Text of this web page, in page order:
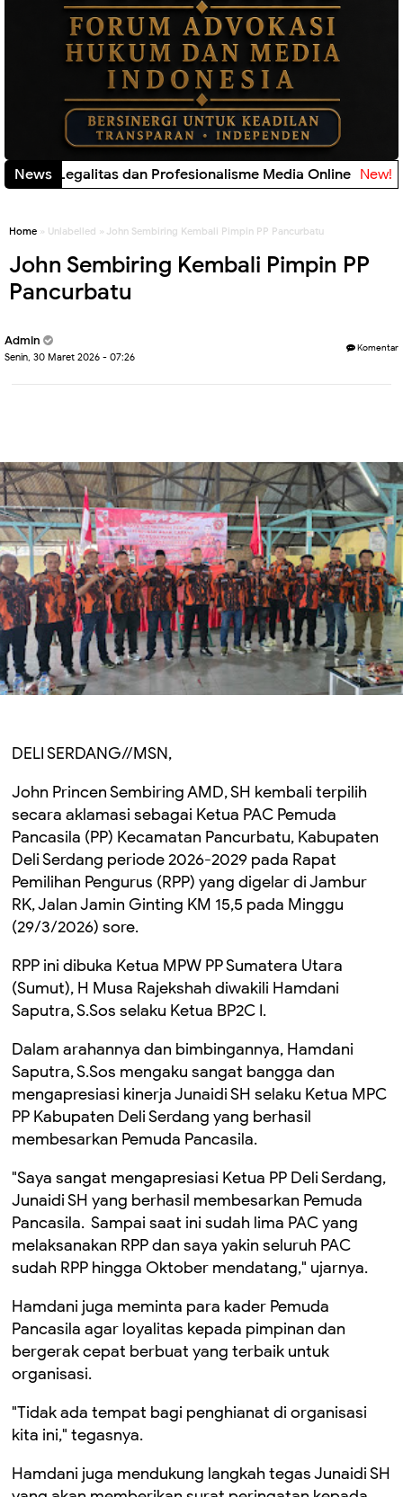
News Legalitas dan Profesionalisme Media Online New!
Home » Unlabelled » John Sembiring Kembali Pimpin PP Pancurbatu
John Sembiring Kembali Pimpin PP
Pancurbatu
Admin
Senin, 30 Maret 2026 - 07:26
Komentar
DELI SERDANG//MSN,
John Princen Sembiring AMD, SH kembali terpilih
secara aklamasi sebagai Ketua PAC Pemuda
Pancasila (PP) Kecamatan Pancurbatu, Kabupaten
Deli Serdang periode 2026-2029 pada Rapat
Pemilihan Pengurus (RPP) yang digelar di Jambur
RK, Jalan Jamin Ginting KM 15,5 pada Minggu
(29/3/2026) sore.
RPP ini dibuka Ketua MPW PP Sumatera Utara
(Sumut), H Musa Rajekshah diwakili Hamdani
Saputra, S.Sos selaku Ketua BP2C I.
Dalam arahannya dan bimbingannya, Hamdani
Saputra, S.Sos mengaku sangat bangga dan
mengapresiasi kinerja Junaidi SH selaku Ketua MPC
PP Kabupaten Deli Serdang yang berhasil
membesarkan Pemuda Pancasila.
"Saya sangat mengapresiasi Ketua PP Deli Serdang,
Junaidi SH yang berhasil membesarkan Pemuda
Pancasila. Sampai saat ini sudah lima PAC yang
melaksanakan RPP dan saya yakin seluruh PAC
sudah RPP hingga Oktober mendatang," ujarnya.
Hamdani juga meminta para kader Pemuda
Pancasila agar loyalitas kepada pimpinan dan
bergerak cepat berbuat yang terbaik untuk
organisasi.
"Tidak ada tempat bagi penghianat di organisasi
kita ini," tegasnya.
Hamdani juga mendukung langkah tegas Junaidi SH